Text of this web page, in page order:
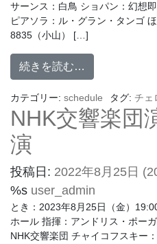
サーンス：白鳥 ショパン：幻想
ピアソラ：ル・グラン・タンゴ
8835（小山） […]
続きを読む…
カテゴリー: schedule タグ: チェ
NHK交響楽団
演
投稿日: 2022年8月25日
%s user_admin
とき：2023年8月25日（金）
ホール 指揮：アンドリス・ポー
NHK交響楽団 チャイコフスキー